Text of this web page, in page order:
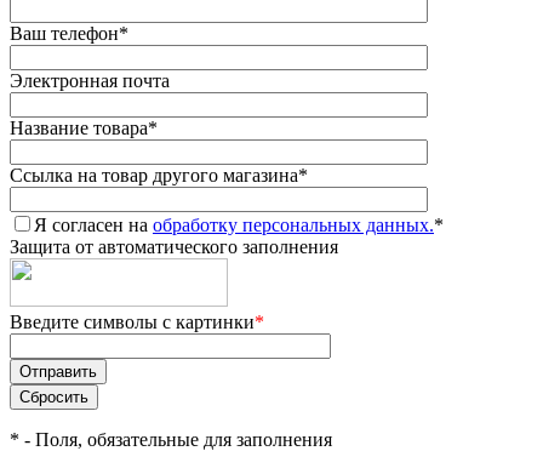
Ваш телефон*
Электронная почта
Название товара*
Ссылка на товар другого магазина*
Я согласен на обработку персональных данных.*
Защита от автоматического заполнения
Введите символы с картинки*
* - Поля, обязательные для заполнения